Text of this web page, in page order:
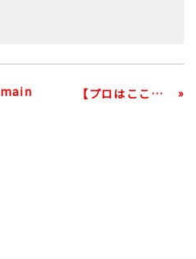
main 【プロはここを見る】中古車オークションの資料で、本当に良い車を見抜く3つのコツ »